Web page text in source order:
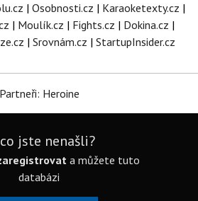
| Osobnosti.cz | Karaoketexty.cz |
| Moulík.cz | Fights.cz | Dokina.cz |
| Srovnám.cz | StartupInsider.cz
Partneři: Heroine
jste nenašli?
a můžete tuto
databázi